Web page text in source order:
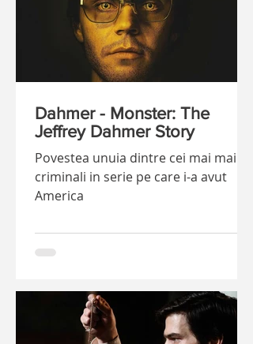
Dahmer - Monster: The
Jeffrey Dahmer Story
Povestea unuia dintre cei mai mai
criminali in serie pe care i-a avut
America